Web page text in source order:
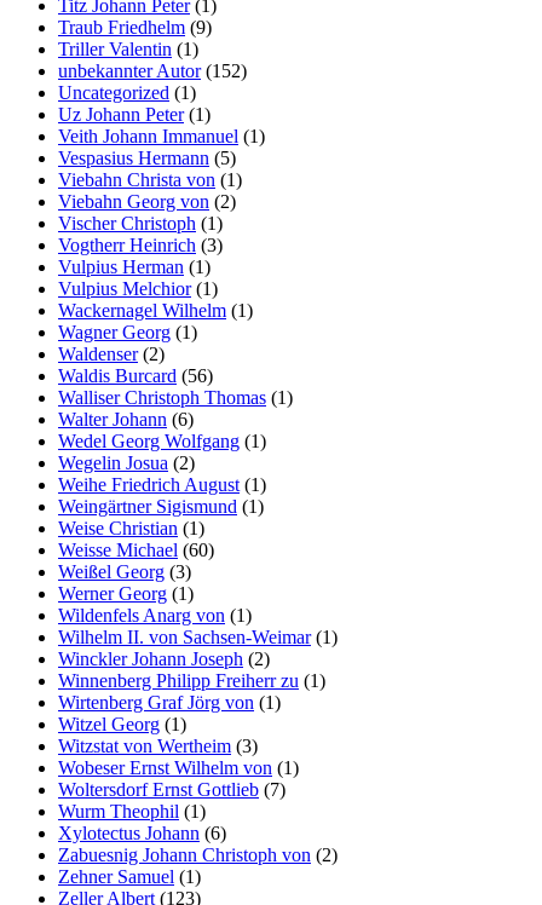
Titz Johann Peter(1)
Traub Friedhelm (9)
Triller Valentin (1)
unbekannter Autor(152)
Uncategorized (1)
Uz Johann Peter(1)
Veith Johann Immanuel (1)
Vespasius Hermann (5)
Viebahn Christa von (1)
Viebahn Georg von (2)
Vischer Christoph (1)
Vogtherr Heinrich (3)
Vulpius Herman (1)
Vulpius Melchior(1)
Wackernagel Wilhelm (1)
Wagner Georg (1)
Waldenser(2)
Waldis Burcard (56)
Walliser Christoph Thomas (1)
Walter Johann (6)
Wedel Georg Wolfgang (1)
Wegelin Josua (2)
Weihe Friedrich August (1)
Weingärtner Sigismund (1)
Weise Christian (1)
Weisse Michael (60)
Weißel Georg (3)
Werner Georg (1)
Wildenfels Anarg von (1)
Wilhelm II. von Sachsen-Weimar(1)
Winckler Johann Joseph (2)
Winnenberg Philipp Freiherr zu (1)
Wirtenberg Graf Jörg von (1)
Witzel Georg (1)
Witzstat von Wertheim (3)
Wobeser Ernst Wilhelm von (1)
Woltersdorf Ernst Gottlieb (7)
Wurm Theophil (1)
Xylotectus Johann (6)
Zabuesnig Johann Christoph von (2)
Zehner Samuel (1)
Zeller Albert (123)